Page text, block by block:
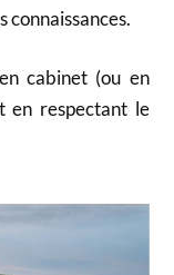
connaissances.
cabinet (ou en
en respectant le